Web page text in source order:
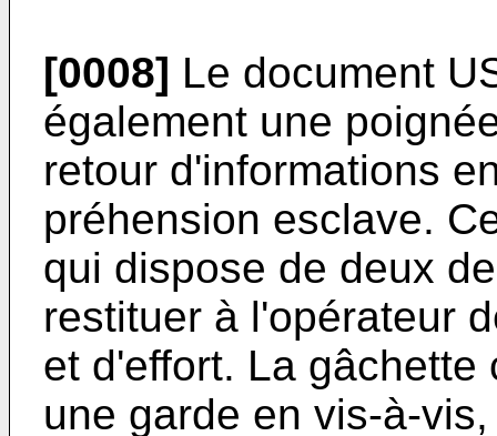
[0008] Le document
également une
retour d'informations
préhension esclave.
qui dispose de deux
restituer à l'opérateur
et d'effort. La
une garde en vis-à-